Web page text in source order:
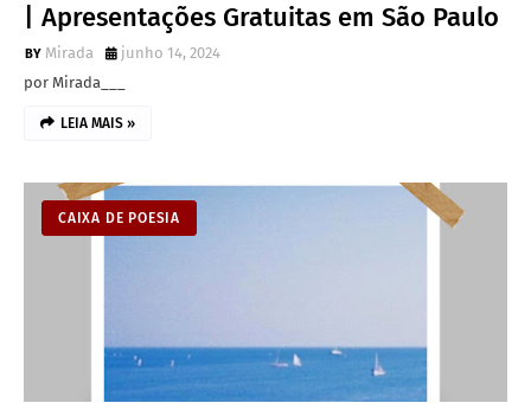
| Apresentações Gratuitas em São Paulo
Mirada
junho 14, 2024
por Mirada___
LEIA MAIS »
CAIXA DE POESIA